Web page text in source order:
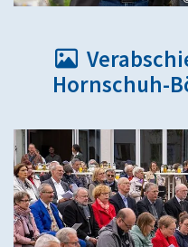

Hornschuh-